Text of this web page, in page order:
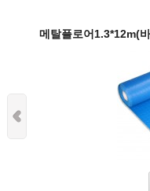
메탈플로어1.3*12m(